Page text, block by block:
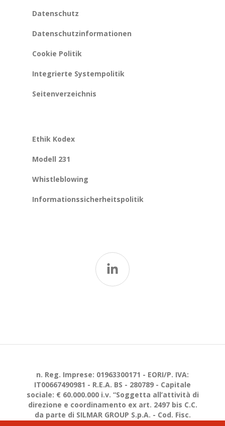
Datenschutz
Datenschutzinformationen
Cookie Politik
Integrierte Systempolitik
Seitenverzeichnis
Ethik Kodex
Modell 231
Whistleblowing
Informationssicherheitspolitik
n. Reg. Imprese: 01963300171 - EORI/P. IVA:
IT00667490981 - R.E.A. BS - 280789 - Capitale
sociale: € 60.000.000 i.v. “Soggetta all’attività di
direzione e coordinamento ex art. 2497 bis C.C.
da parte di SILMAR GROUP S.p.A. - Cod. Fisc.